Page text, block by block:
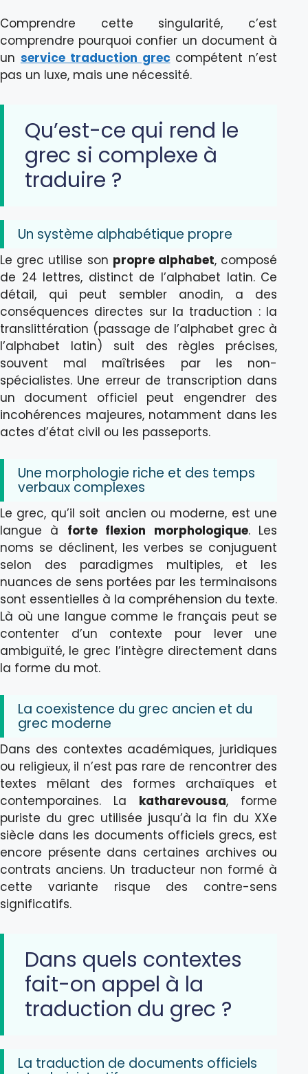
Comprendre cette singularité, c’est
comprendre pourquoi confier un document à
un service traduction greccompétent n’est
pas un luxe, mais une nécessité.
Qu’est-ce qui rend le
grec si complexe à
traduire ?
Un système alphabétique propre
Le grec utilise son propre alphabet, composé
de 24 lettres, distinct de l’alphabet latin. Ce
détail, qui peut sembler anodin, a des
conséquences directes sur la traduction : la
translittération (passage de l’alphabet grec à
l’alphabet latin) suit des règles précises,
souvent mal maîtrisées par les non-
spécialistes. Une erreur de transcription dans
un document officiel peut engendrer des
incohérences majeures, notamment dans les
actes d’état civil ou les passeports.
Une morphologie riche et des temps
verbaux complexes
Le grec, qu’il soit ancien ou moderne, est une
langue à forte flexion morphologique. Les
noms se déclinent, les verbes se conjuguent
selon des paradigmes multiples, et les
nuances de sens portées par les terminaisons
sont essentielles à la compréhension du texte.
Là où une langue comme le français peut se
contenter d’un contexte pour lever une
ambiguïté, le grec l’intègre directement dans
la forme du mot.
La coexistence du grec ancien et du
grec moderne
Dans des contextes académiques, juridiques
ou religieux, il n’est pas rare de rencontrer des
textes mêlant des formes archaïques et
contemporaines. La katharevousa, forme
puriste du grec utilisée jusqu’à la fin du XXe
siècle dans les documents officiels grecs, est
encore présente dans certaines archives ou
contrats anciens. Un traducteur non formé à
cette variante risque des contre-sens
significatifs.
Dans quels contextes
fait-on appel à la
traduction du grec ?
La traduction de documents officiels